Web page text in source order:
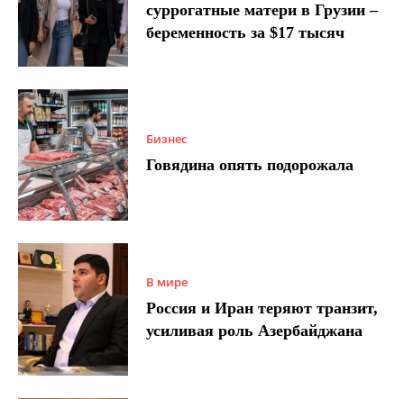
суррогатные матери в Грузии –
беременность за $17 тысяч
Бизнес
Говядина опять подорожала
В мире
Россия и Иран теряют транзит,
усиливая роль Азербайджана